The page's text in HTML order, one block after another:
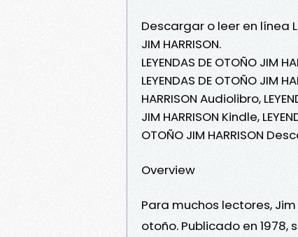
Descargar o leer en línea
JIM HARRISON.
LEYENDAS DE OTOÑO JIM
LEYENDAS DE OTOÑO JIM
HARRISON Audiolibro,
JIM HARRISON Kindle,
OTOÑO JIM HARRISON
Overview
Para muchos lectores,
otoño. Publicado en